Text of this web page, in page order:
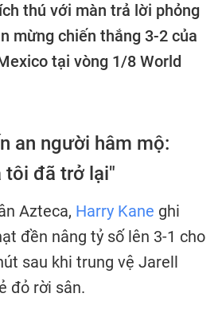
thú với màn trả lời phỏng
mừng chiến thắng 3-2 của
tại vòng 1/8 World
an người hâm mộ:
tôi đã trở lại"
Azteca, Harry Kane ghi
đền nâng tỷ số lên 3-1 cho
sau khi trung vệ Jarell
đỏ rời sân.